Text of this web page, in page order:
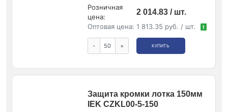
Розничная
цена:
2 014.83 / шт.
Оптовая цена: 1 813.35 руб. / шт. !
- + КУПИТЬ
Защита кромки лотка 150мм
IEK CZKL00-5-150